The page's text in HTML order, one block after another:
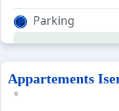
Agréable et
Pour votre confort,
Parking
Appartements